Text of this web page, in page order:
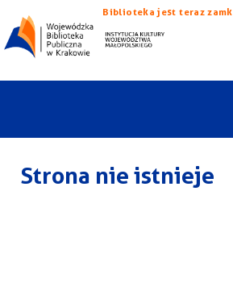
Biblioteka jest teraz
Strona nie istnieje